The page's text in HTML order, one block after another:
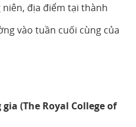
địa điểm tại thành
vào tuần cuối cùng của
(The Royal College of